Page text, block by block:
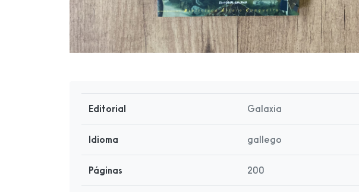
Editorial Galaxia
Idioma gallego
Páginas 200